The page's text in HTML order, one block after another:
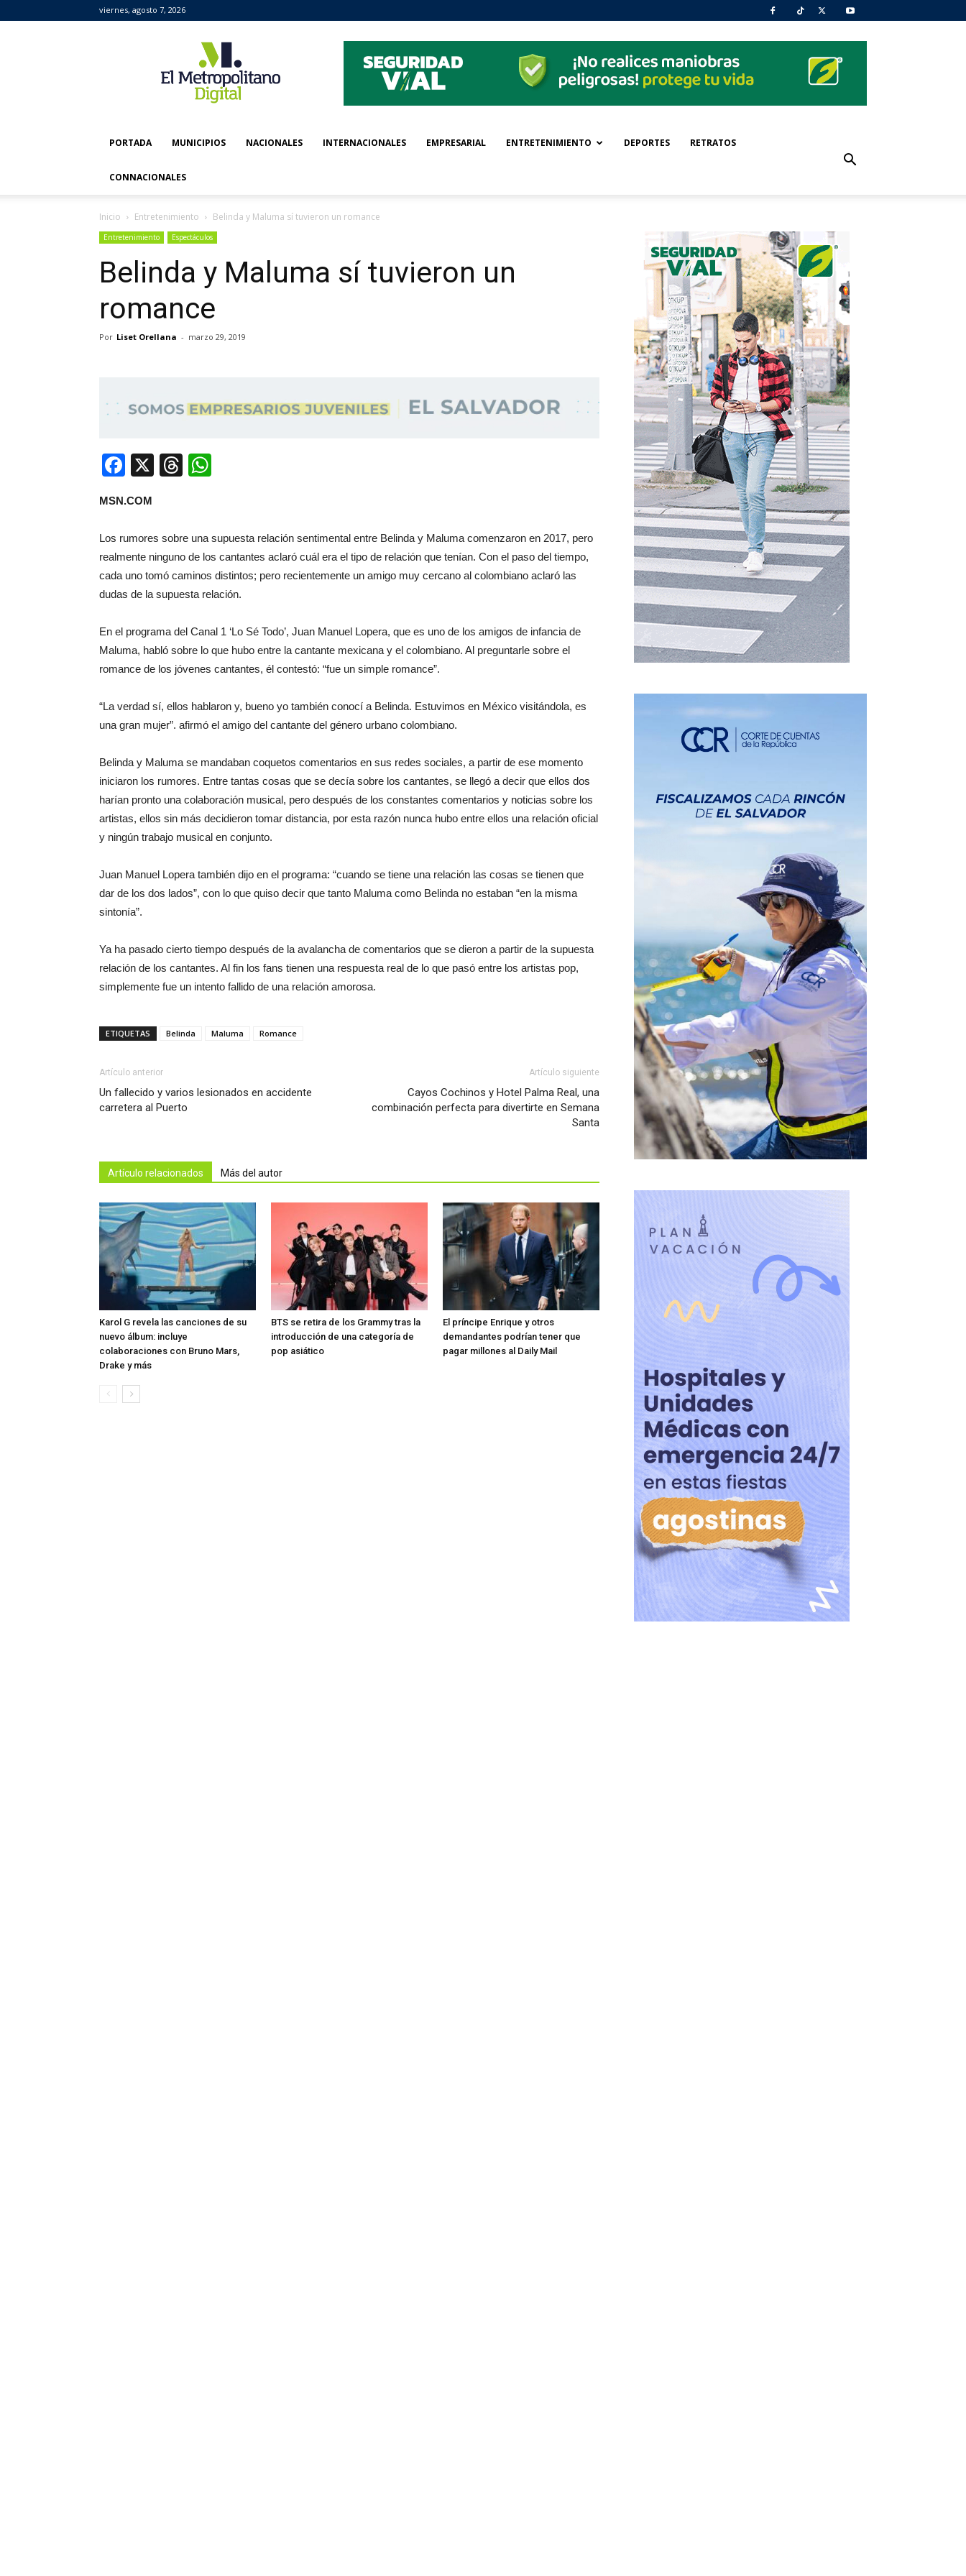
viernes, agosto 7, 2026
Metropolitano
Digital
PORTADA MUNICIPIOS NACIONALES INTERNACIONALES EMPRESARIAL ENTRETENIMIENTO DEPORTES RETRATOS
CONNACIONALES
Inicio Entretenimiento Belinda y Maluma sí tuvieron un romance
Entretenimiento Espectáculos
Belinda y Maluma sí tuvieron un
romance
Por Liset Orellana - marzo 29, 2019
Facebook
X Threads
MSN.COM
Los rumores sobre una supuesta relación sentimental entre Belinda y Maluma comenzaron en 2017, pero
realmente ninguno de los cantantes aclaró cuál era el tipo de relación que tenían. Con el paso del tiempo,
cada uno tomó caminos distintos; pero recientemente un amigo muy cercano al colombiano aclaró las
dudas de la supuesta relación.
En el programa del Canal 1 ‘Lo Sé Todo’, Juan Manuel Lopera, que es uno de los amigos de infancia de
Maluma, habló sobre lo que hubo entre la cantante mexicana y el colombiano. Al preguntarle sobre el
romance de los jóvenes cantantes, él contestó: “fue un simple romance”.
“La verdad sí, ellos hablaron y, bueno yo también conocí a Belinda. Estuvimos en México visitándola, es
una gran mujer”. afirmó el amigo del cantante del género urbano colombiano.
Belinda y Maluma se mandaban coquetos comentarios en sus redes sociales, a partir de ese momento
iniciaron los rumores. Entre tantas cosas que se decía sobre los cantantes, se llegó a decir que ellos dos
harían pronto una colaboración musical, pero después de los constantes comentarios y noticias sobre los
artistas, ellos sin más decidieron tomar distancia, por esta razón nunca hubo entre ellos una relación oficial
y ningún trabajo musical en conjunto.
Juan Manuel Lopera también dijo en el programa: “cuando se tiene una relación las cosas se tienen que
dar de los dos lados”, con lo que quiso decir que tanto Maluma como Belinda no estaban “en la misma
sintonía”.
Ya ha pasado cierto tiempo después de la avalancha de comentarios que se dieron a partir de la supuesta
relación de los cantantes. Al fin los fans tienen una respuesta real de lo que pasó entre los artistas pop,
simplemente fue un intento fallido de una relación amorosa.
ETIQUETAS Belinda Maluma Romance
Artículo anterior
Un fallecido y varios lesionados en accidente
carretera al Puerto
Artículo siguiente
Cayos Cochinos y Hotel Palma Real, una
combinación perfecta para divertirte en Semana
Santa
Artículo relacionados Más del autor
Karol G revela las canciones de su
nuevo álbum: incluye
colaboraciones con Bruno Mars,
Drake y más
BTS se retira de los Grammy tras la
introducción de una categoría de
pop asiático
El príncipe Enrique y otros
demandantes podrían tener que
pagar millones al Daily Mail